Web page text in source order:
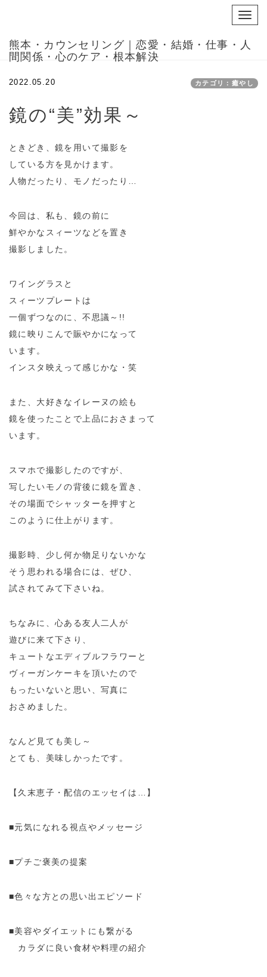
熊本・カウンセリング｜恋愛・結婚・仕事・人
間関係・心のケア・根本解決
2022.05.20 カテゴリ：癒やし
鏡の“美”効果～
ときどき、鏡を用いて撮影を
している方を見かけます。
人物だったり、モノだったり…
今回は、私も、鏡の前に
鮮やかなスィーツなどを置き
撮影しました。
ワイングラスと
スィーツプレートは
一個ずつなのに、不思議～!!
鏡に映りこんで賑やかになって
います。
インスタ映えって感じかな・笑
また、大好きなイレーヌの絵も
鏡を使ったことで上品におさまって
います。
スマホで撮影したのですが、
写したいモノの背後に鏡を置き、
その場面でシャッターを押すと
このように仕上がります。
撮影時、少し何か物足りないかな
そう思われる場合には、ぜひ、
試されてみて下さいね。
ちなみに、心ある友人二人が
遊びに来て下さり、
キュートなエディブルフラワーと
ヴィーガンケーキを頂いたので
もったいないと思い、写真に
おさめました。
なんど見ても美し～
とても、美味しかったです。
【久末恵子・配信のエッセイは…】
■元気になれる視点やメッセージ
■プチご褒美の提案
■色々な方との思い出エピソード
■美容やダイエットにも繋がる
カラダに良い食材や料理の紹介